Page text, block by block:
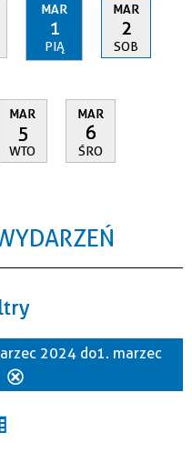
MAR
1
PIĄ
MAR
2
SOB
MAR
5
WTO
MAR
6
ŚRO
2024 do 1. marzec